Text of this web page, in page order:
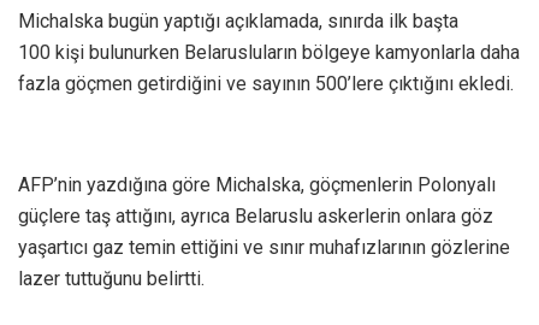
Michalska bugün yaptığı açıklamada, sınırda ilk başta
100 kişi bulunurken Belarusluların bölgeye kamyonlarla daha
fazla göçmen getirdiğini ve sayının 500’lere çıktığını ekledi.
AFP’nin yazdığına göre Michalska, göçmenlerin Polonyalı
güçlere taş attığını, ayrıca Belaruslu askerlerin onlara göz
yaşartıcı gaz temin ettiğini ve sınır muhafızlarının gözlerine
lazer tuttuğunu belirtti.